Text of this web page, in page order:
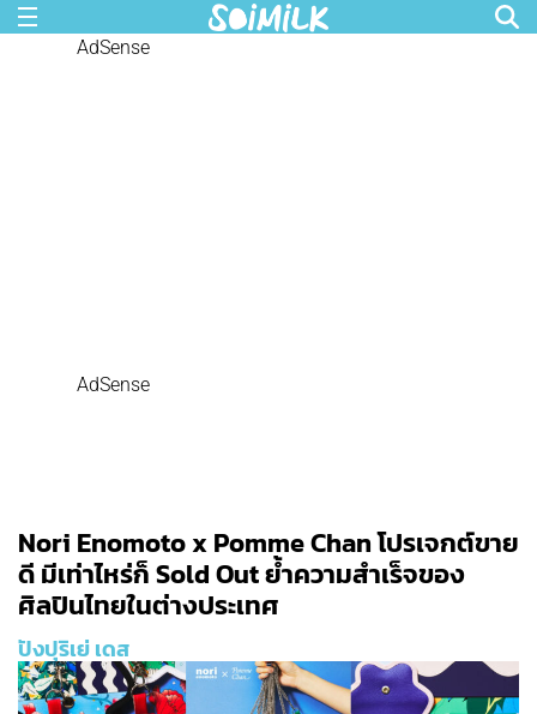
AdSense
AdSense
Nori Enomoto x Pomme Chan โปรเจกต์ขาย
ดี มีเท่าไหร่ก็ Sold Out ย้ำความสำเร็จของ
ศิลปินไทยในต่างประเทศ
ปังปุริเย่ เดส